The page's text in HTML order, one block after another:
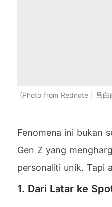
Photo from Rednote | 吕白
Fenomena ini bukan
Gen Z yang
personaliti unik. Tapi
1. Dari Latar ke